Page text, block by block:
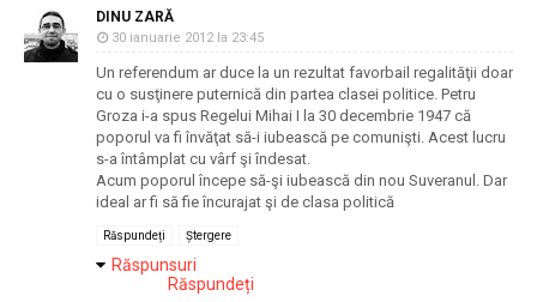
DINU ZARĂ
30 ianuarie 2012 la 23:45
Un referendum ar duce la un rezultat favorbail regalităţii doar
cu o susţinere puternică din partea clasei politice. Petru
Groza i-a spus Regelui Mihai I la 30 decembrie 1947 că
poporul va fi învăţat să-i iubească pe comunişti. Acest lucru
s-a întâmplat cu vârf şi îndesat.
Acum poporul începe să-şi iubească din nou Suveranul. Dar
ideal ar fi să fie încurajat şi de clasa politică
Răspundeți Ștergere
Răspunsuri
Răspundeți